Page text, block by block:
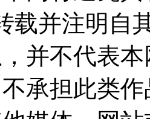
载并注明自
并不代表
承担此类